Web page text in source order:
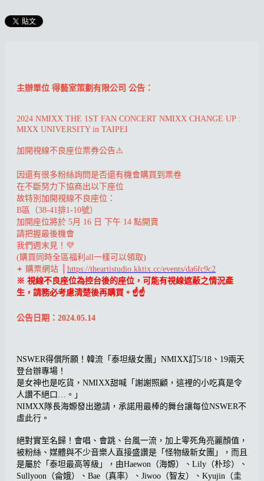
主辦單位 得藝室策劃有限公司 公告：
2024 NMIXX THE 1ST FAN CONCERT NMIXX CHANGE UP :
MIXX UNIVERSITY in TAIPEI
加開視線不良座位票券公告⚠️
因還有很多粉絲詢問是否還有機會購買到票卷
在不斷努力下協商出以下座位
故特別加開視線不良座位：
B區（38-41排1-10號）
加開座位將於 5月 16 日 下午 14 點開賣
請把握最後機會
我們週末見！💜
(購買同時全區福利all一樣可以領取)
𖥔 購票網站 ⎪ https://theartistudio.kktix.cc/events/da6fc9c2
※ 視線不良座位為控台後的座位，可能有視線遮蔽之情況產
生，請務必考慮清楚後再購買。☝️☝️
公告日期：2024.05.14
NSWER得償所願！韓流「泰坦級女團」NMIXX訂5/18、19兩天
登台辦專場！
是女神也是吃貨，NMIXX甜喊「謝謝照顧，這裡的小吃真是令
人讚不絕口…。」
NIMXX隊長海嫄發出邀請，承諾用最棒的舞台讓每位NSWER不
虛此行。
絕對實至名歸！會唱、會跳、台風一流，加上零死角亮麗顏值，
被粉絲、媒體與不少音樂人直接盛讚是「怪物級新女團」，而且
是屬於「泰坦最高等級」，由Haewon（海嫄）、Lily（朴珍）、
Sullyoon（侖娥）、Bae（真率）、Jiwoo（智友）、Kyujin（圭